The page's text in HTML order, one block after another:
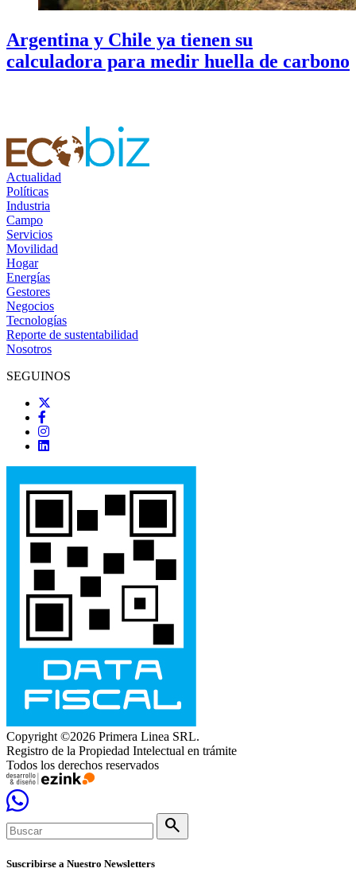
Argentina y Chile ya tienen su
calculadora para medir huella de carbono
Actualidad
Políticas
Industria
Campo
Servicios
Movilidad
Hogar
Energías
Gestores
Negocios
Tecnologías
Reporte de sustentabilidad
Nosotros
SEGUINOS
Copyright ©2026 Primera Linea SRL.
Registro de la Propiedad Intelectual en trámite
Todos los derechos reservados
search
Suscribirse a Nuestro Newsletters